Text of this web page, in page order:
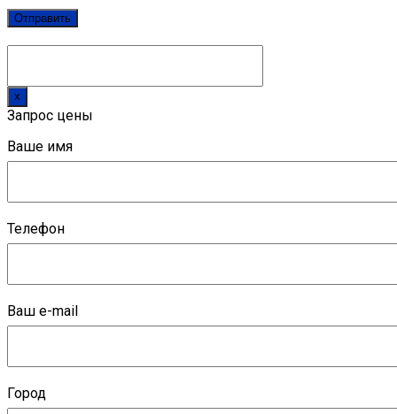
x
Запрос цены
Ваше имя
Телефон
Ваш e-mail
Город